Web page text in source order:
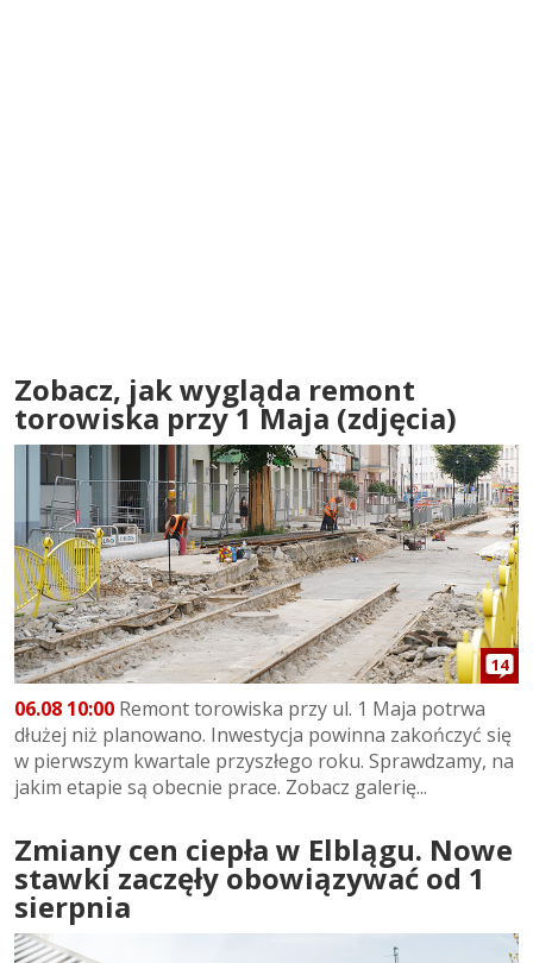
Zobacz, jak wygląda remont
torowiska przy 1 Maja (zdjęcia)
14
06.08 10:00 Remont torowiska przy ul. 1 Maja potrwa
dłużej niż planowano. Inwestycja powinna zakończyć się
w pierwszym kwartale przyszłego roku. Sprawdzamy, na
jakim etapie są obecnie prace. Zobacz galerię...
Zmiany cen ciepła w Elblągu. Nowe
stawki zaczęły obowiązywać od 1
sierpnia